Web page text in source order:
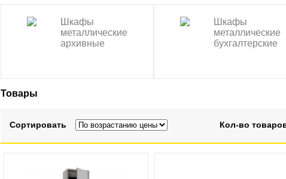
Шкафы
металлические
архивные
Шкафы
металлические
бухгалтерские
Товары
Сортировать Кол-во